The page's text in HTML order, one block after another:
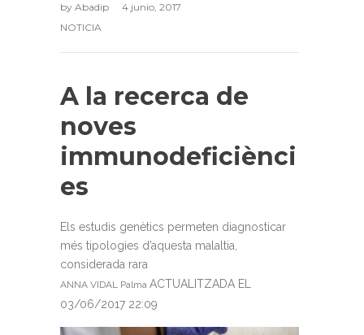
by Abadip
4 junio, 2017
NOTICIA
A la recerca de
noves
immunodeficiènci
es
Els estudis genètics permeten diagnosticar
més tipologies d’aquesta malaltia,
considerada rara
ANNA VIDAL Palma ACTUALITZADA EL
03/06/2017 22:09